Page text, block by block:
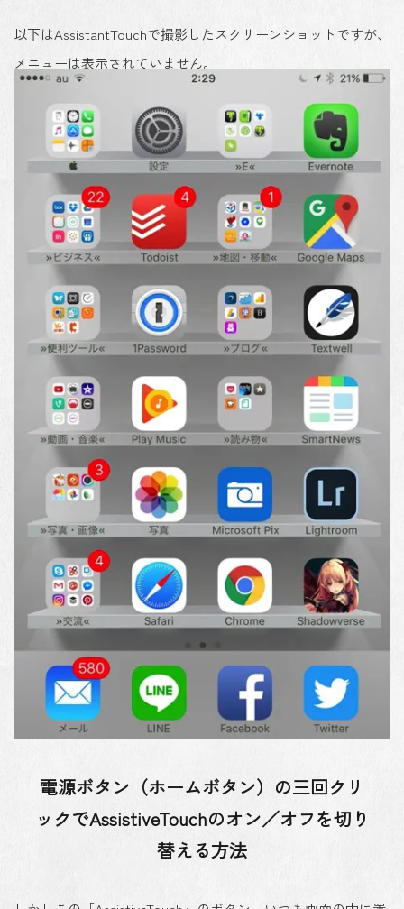
以下はAssistantTouchで撮影したスクリーンショットですが、
メニューは表示されていません。
電源ボタン（ホームボタン）の三回クリ
ックでAssistiveTouchのオン／オフを切り
替える方法